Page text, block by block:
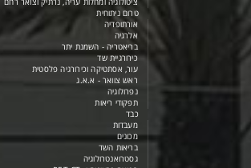
טרום ניתוחית
אורתופדיה
אלרגיה
בריאטריה - השמנת יתר
כירורגיית שד
עור, אסתטיקה וכירורגיה פלסטית
ראש צוואר - א.א.ג
נפרולוגיה
תפקודי ריאות
כבד
מעבדות
מכונים
בריאות השד
גסטרואנטרולוגיה